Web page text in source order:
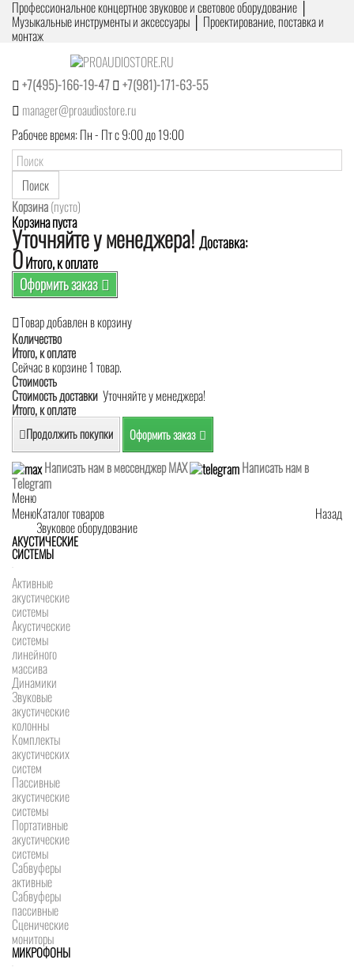
Профессиональное концертное звуковое и световое оборудование │
Музыкальные инструменты и аксессуары │ Проектирование, поставка и
монтаж
+7(495)-166-19-47
+7(981)-171-63-55
manager@proaudiostore.ru
Рабочее время: Пн - Пт с 9:00 до 19:00
Поиск
Корзина(пусто)
Корзина пуста
Уточняйте у менеджера! Доставка:
0Итого, к оплате
Оформить заказ
Товар добавлен в корзину
Количество
Итого, к оплате
Сейчас в корзине 1 товар.
Стоимость
Стоимость доставки Уточняйте у менеджера!
Итого, к оплате
Продолжить покупки Оформить заказ
Написать нам в мессенджер MAX
Написать нам в
Telegram
Меню
Меню
Назад
Каталог товаров
Звуковое оборудование
АКУСТИЧЕСКИЕ
СИСТЕМЫ
Активные
акустические
системы
Акустические
системы
линейного
массива
Динамики
Звуковые
акустические
колонны
Комплекты
акустических
систем
Пассивные
акустические
системы
Портативные
акустические
системы
Сабвуферы
активные
Сабвуферы
пассивные
Сценические
мониторы
МИКРОФОНЫ